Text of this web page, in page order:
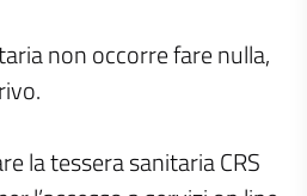
non occorre fare nulla,
la tessera sanitaria CRS